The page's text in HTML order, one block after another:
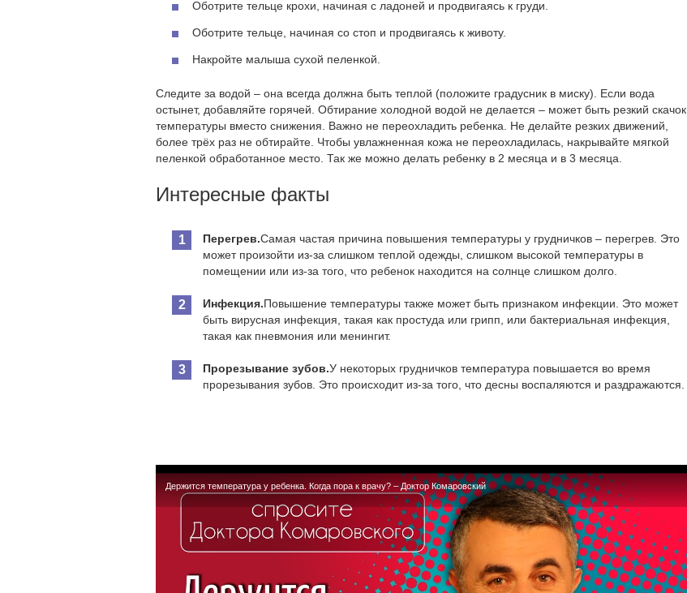
Оботрите тельце крохи, начиная с ладоней и продвигаясь к груди.
Оботрите тельце, начиная со стоп и продвигаясь к животу.
Накройте малыша сухой пеленкой.
Следите за водой – она всегда должна быть теплой (положите градусник в миску). Если вода
остынет, добавляйте горячей. Обтирание холодной водой не делается – может быть резкий скачок
температуры вместо снижения. Важно не переохладить ребенка. Не делайте резких движений,
более трёх раз не обтирайте. Чтобы увлажненная кожа не переохладилась, накрывайте мягкой
пеленкой обработанное место. Так же можно делать ребенку в 2 месяца и в 3 месяца.
Интересные факты
Перегрев.Самая частая причина повышения температуры у грудничков – перегрев. Это
может произойти из-за слишком теплой одежды, слишком высокой температуры в
помещении или из-за того, что ребенок находится на солнце слишком долго.
Инфекция.Повышение температуры также может быть признаком инфекции. Это может
быть вирусная инфекция, такая как простуда или грипп, или бактериальная инфекция,
такая как пневмония или менингит.
Прорезывание зубов.У некоторых грудничков температура повышается во время
прорезывания зубов. Это происходит из-за того, что десны воспаляются и раздражаются.
Держится температура у ребенка. Когда пора к врачу? – Доктор Комаровский